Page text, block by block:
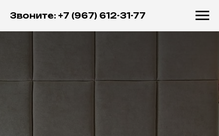
Звоните: +7 (967) 612-31-77